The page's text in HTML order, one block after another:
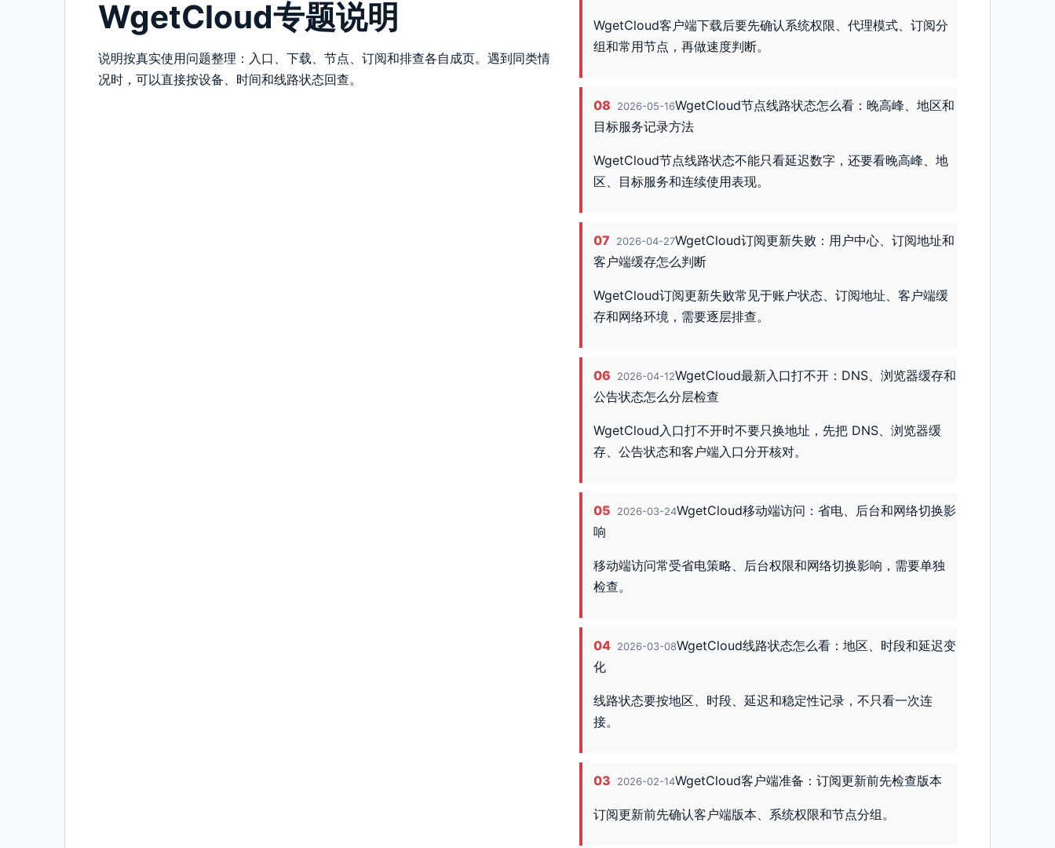
WgetCloud专题说明
说明按真实使用问题整理：入口、下载、节点、订阅和排查各自成页。遇到同类情
况时，可以直接按设备、时间和线路状态回查。
WgetCloud客户端下载后要先确认系统权限、代理模式、订阅分
组和常用节点，再做速度判断。
08 2026-05-16WgetCloud节点线路状态怎么看：晚高峰、地区和
目标服务记录方法
WgetCloud节点线路状态不能只看延迟数字，还要看晚高峰、地
区、目标服务和连续使用表现。
07 2026-04-27WgetCloud订阅更新失败：用户中心、订阅地址和
客户端缓存怎么判断
WgetCloud订阅更新失败常见于账户状态、订阅地址、客户端缓
存和网络环境，需要逐层排查。
06 2026-04-12WgetCloud最新入口打不开：DNS、浏览器缓存和
公告状态怎么分层检查
WgetCloud入口打不开时不要只换地址，先把 DNS、浏览器缓
存、公告状态和客户端入口分开核对。
05 2026-03-24WgetCloud移动端访问：省电、后台和网络切换影
响
移动端访问常受省电策略、后台权限和网络切换影响，需要单独
检查。
04 2026-03-08WgetCloud线路状态怎么看：地区、时段和延迟变
化
线路状态要按地区、时段、延迟和稳定性记录，不只看一次连
接。
03 2026-02-14WgetCloud客户端准备：订阅更新前先检查版本
订阅更新前先确认客户端版本、系统权限和节点分组。